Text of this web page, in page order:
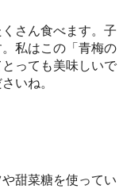
さん食べます。子
私はこの「青梅の
っても美味しいで
いね。
菜糖を使ってい